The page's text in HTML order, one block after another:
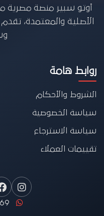
أوتو سبير منصة مصرية
الأصلية والمعتمدة،
روابط هامة
الشروط والأحكام
سياسة الخصوصية
سياسة الاسترجاع
تقييمات العملاء